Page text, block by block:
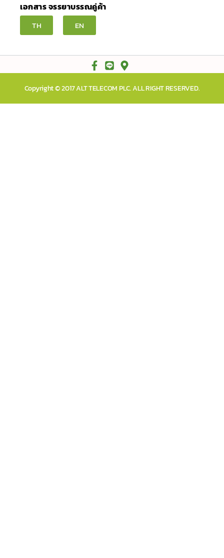
เอกสาร จรรยาบรรณคู่ค้า
TH EN
Copyright © 2017 ALT TELECOM PLC. ALL RIGHT RESERVED.